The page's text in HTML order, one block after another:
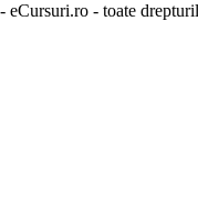
- toate